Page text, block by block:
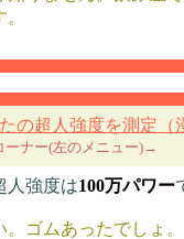
の超人強度を測定（
ーナー(左のメニュー)→
人強度は100万パワー
。ゴムあったでしょ